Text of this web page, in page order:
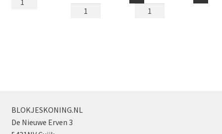
Diameter
Diameter
BLOKJESKONING.NL
De Nieuwe Erven 3